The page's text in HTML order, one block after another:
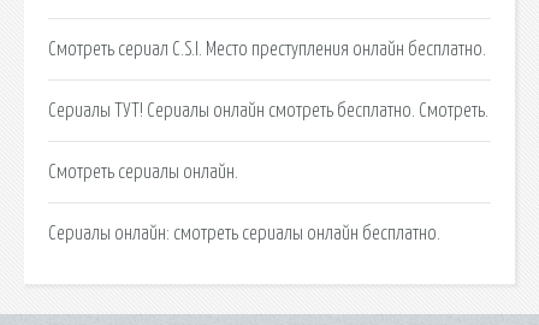
Смотреть сериал C.S.I. Место преступления онлайн бесплатно.
Сериалы ТУТ! Сериалы онлайн смотреть бесплатно. Смотреть.
Cмотреть сериалы онлайн.
Сериалы онлайн: смотреть сериалы онлайн бесплатно.